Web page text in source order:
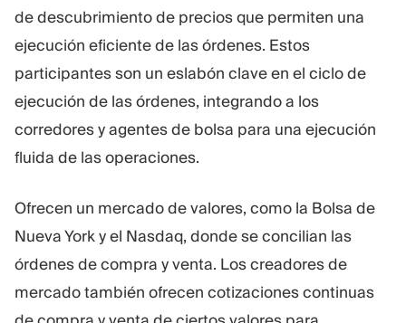
de descubrimiento de precios que permiten una
ejecución eficiente de las órdenes. Estos
participantes son un eslabón clave en el ciclo de
ejecución de las órdenes, integrando a los
corredores y agentes de bolsa para una ejecución
fluida de las operaciones.
Ofrecen un mercado de valores, como la Bolsa de
Nueva York y el Nasdaq, donde se concilian las
órdenes de compra y venta. Los creadores de
mercado también ofrecen cotizaciones continuas